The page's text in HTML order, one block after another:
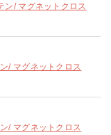
/ マグネットクロス
/ マグネットクロス
/ マグネットクロス